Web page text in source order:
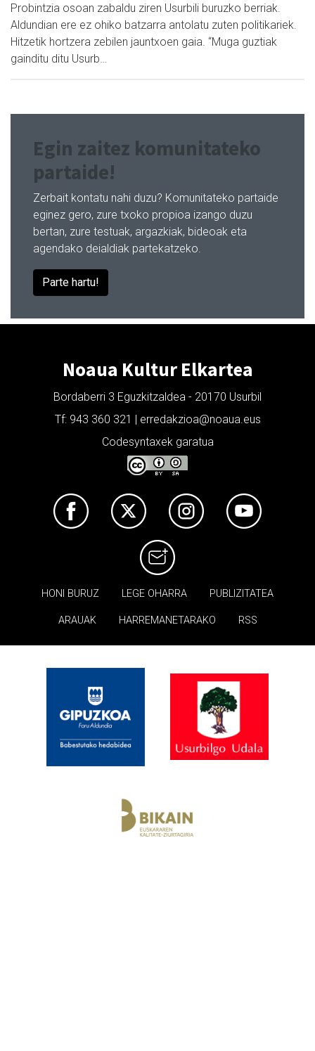
Probintzia osoan zabaldu ziren Usurbili buruzko berriak.
Aldundian ere ez ohiko batzarra antolatu zuten politikariek.
Hitzetik hortzera zebilen jauntxoen gaia. “Muga guztiak
gainditu ditu Usurb…
Egin zaitez komunitateko
partaide!
Zerbait kontatu nahi duzu? Komunitateko partaide
eginez gero, zure txoko propioa izango duzu
bertan, zure testuak, argazkiak, bideoak eta
agendako deialdiak partekatzeko.
Parte hartu!
Noaua Kultur Elkartea
Bordaberri 3 Eguzkitzaldea - 20170 Usurbil
Tf: 943 360 321 | erredakzioa@noaua.eus
Codesyntaxek garatua
HONI BURUZ LEGE OHARRA PUBLIZITATEA
ARAUAK HARREMANETARAKO RSS